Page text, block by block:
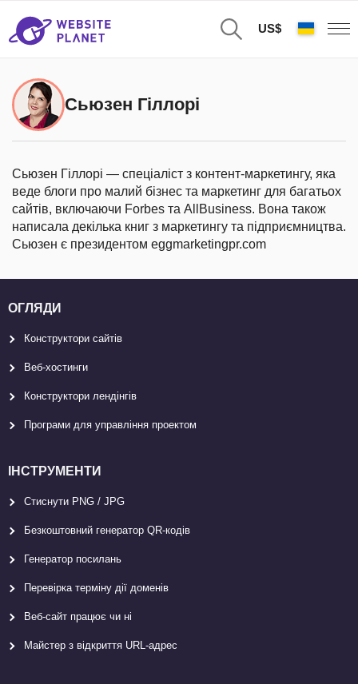
US$
Сьюзен Гіллорі
Сьюзен Гіллорі — спеціаліст з контент-маркетингу, яка
веде блоги про малий бізнес та маркетинг для багатьох
сайтів, включаючи Forbes та AllBusiness. Вона також
написала декілька книг з маркетингу та підприємництва.
Сьюзен є президентом eggmarketingpr.com
ОГЛЯДИ
Конструктори сайтів
Веб-хостинги
Конструктори лендінгів
Програми для управління проектом
ІНСТРУМЕНТИ
Стиснути PNG / JPG
Безкоштовний генератор QR-кодів
Генератор посилань
Перевірка терміну дії доменів
Веб-сайт працює чи ні
Майстер з відкриття URL-aдрес